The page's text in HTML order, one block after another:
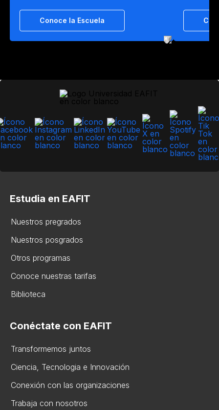
Conoce la Escuela
Estudia en EAFIT
Nuestros pregrados
Nuestros posgrados
Otros programas
Conoce nuestras tarifas
Biblioteca
Conéctate con EAFIT
Transformemos juntos
Ciencia, Tecnologia e Innovación
Conexión con las organizaciones
Trabaja con nosotros